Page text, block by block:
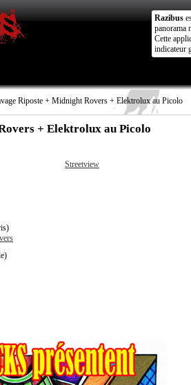
Razibus
panorama
Cette
indicateur
Riposte + Midnight Rovers + Elektrolux au Picolo
+ Elektrolux au Picolo
Streetview